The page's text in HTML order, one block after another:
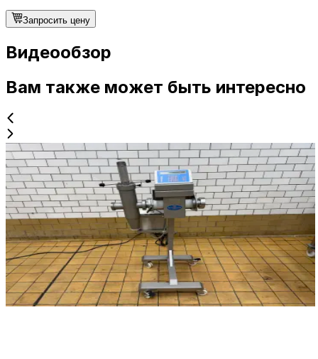
Запросить цену
Видеообзор
Вам также может быть интересно
Б/у
DETECTRONIC
ID NR3143
60 x 60 x 150 cm
Детектор трубопровода Detectronic модель 606-2/2-
1403-3 с толкателем для выброса.
Детали
Запросить цену